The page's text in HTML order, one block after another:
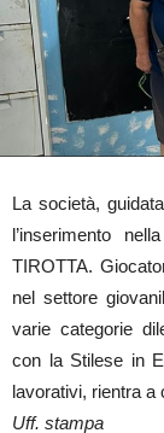
La società,
l’inserimento
TIROTTA.
nel settore
varie categorie
con la Stilese in
lavorativi, rientra a
Uff. stampa